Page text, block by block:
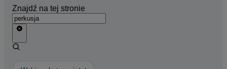
Znajdź na tej stronie